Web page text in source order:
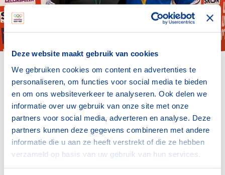
Deze website maakt gebruik van cookies
We gebruiken cookies om content en advertenties te
personaliseren, om functies voor social media te bieden
en om ons websiteverkeer te analyseren. Ook delen we
informatie over uw gebruik van onze site met onze
partners voor social media, adverteren en analyse. Deze
partners kunnen deze gegevens combineren met andere
informatie die u aan ze heeft verstrekt of die ze hebben
verzameld op basis van uw gebruik van hun services.
Auni Kandemir (links) met speler van het
toernooi Kemal Gezer
Onze stichting heeft als doelstelling
het bevorderen van de vriendschap
tussen en integratie van verschillende